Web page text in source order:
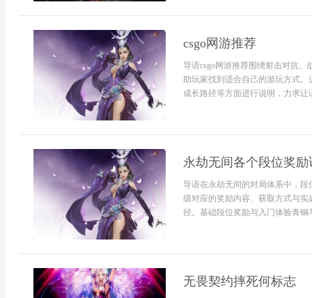
csgo网游推荐
导语csgo网游推荐围绕射击对抗
助玩家找到适合自己的游玩方式
成长路径等方面进行说明，力求
永劫无间各个段位奖
导语在永劫无间的对局体系中，
级对应的奖励内容、获取方式与
径。基础段位奖励与入门体验青
无畏契约摔死何标志